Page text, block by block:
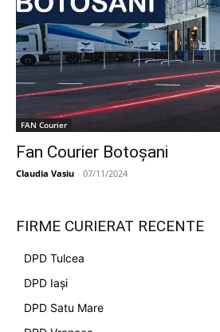
FAN Courier
Fan Courier Botoșani
Claudia Vasiu - 07/11/2024
FIRME CURIERAT RECENTE
DPD Tulcea
DPD Iași
DPD Satu Mare